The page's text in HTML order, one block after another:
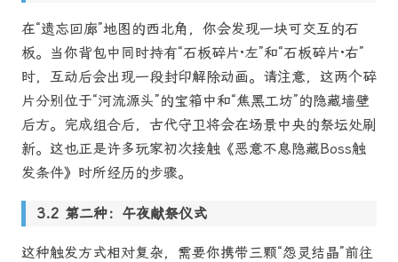
在“遗忘回廊”地图的西北角，你会发现一块可交互的石
板。当你背包中同时持有“石板碎片·左”和“石板碎片·右”
时，互动后会出现一段封印解除动画。请注意，这两个碎
片分别位于“河流源头”的宝箱中和“焦黑工坊”的隐藏墙壁
后方。完成组合后，古代守卫将会在场景中央的祭坛处刷
新。这也正是许多玩家初次接触《恶意不息隐藏Boss触
发条件》时所经历的步骤。
第二种：午夜献祭仪式
这种触发方式相对复杂，需要你携带三颗“怨灵结晶”前往